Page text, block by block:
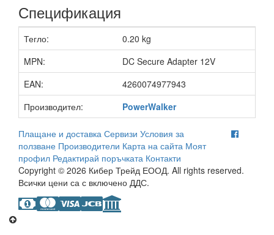
Спецификация
Тегло:
0.20 kg
MPN:
DC Secure Adapter 12V
EAN:
4260074977943
Производител:
PowerWalker
Плащане и доставка Сервизи Условия за
ползване Производители Карта на сайта Моят
профил Редактирай поръчката Контакти
Copyright © 2026 Кибер Трейд ЕООД. All rights reserved.
Всички цени са с включено ДДС.